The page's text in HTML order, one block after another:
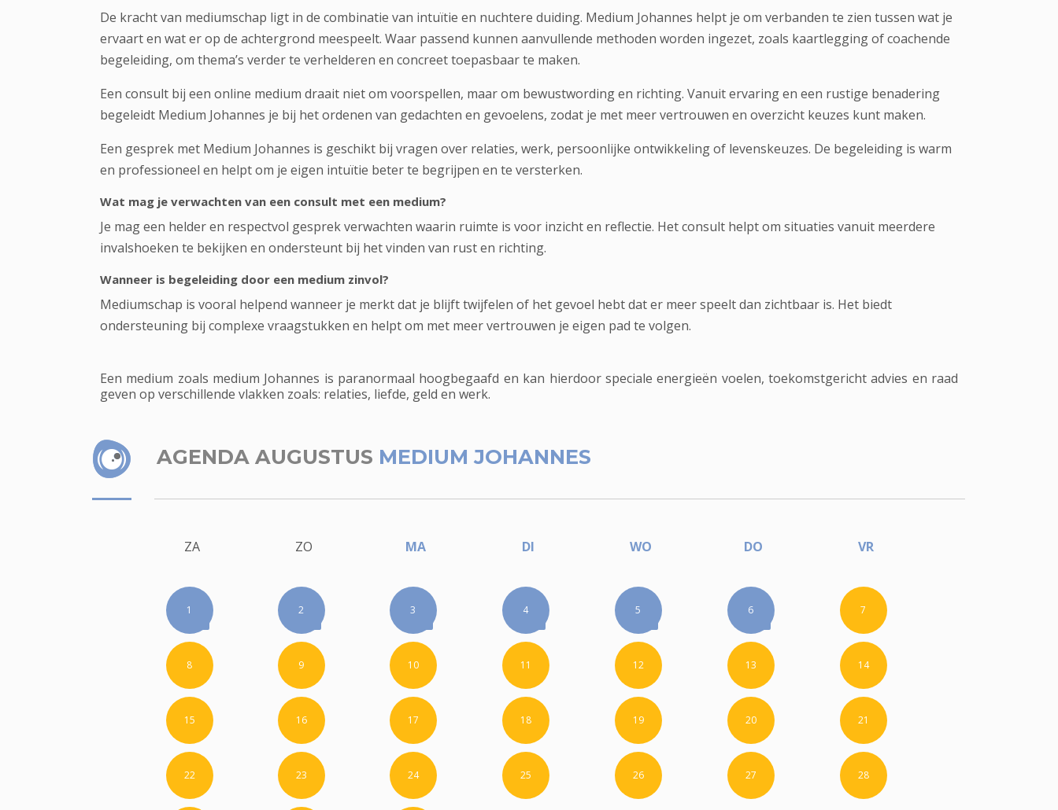
De kracht van mediumschap ligt in de combinatie van intuïtie en nuchtere duiding. Medium Johannes helpt je om verbanden te zien tussen wat je
ervaart en wat er op de achtergrond meespeelt. Waar passend kunnen aanvullende methoden worden ingezet, zoals kaartlegging of coachende
begeleiding, om thema’s verder te verhelderen en concreet toepasbaar te maken.
Een consult bij een online medium draait niet om voorspellen, maar om bewustwording en richting. Vanuit ervaring en een rustige benadering
begeleidt Medium Johannes je bij het ordenen van gedachten en gevoelens, zodat je met meer vertrouwen en overzicht keuzes kunt maken.
Een gesprek met Medium Johannes is geschikt bij vragen over relaties, werk, persoonlijke ontwikkeling of levenskeuzes. De begeleiding is warm
en professioneel en helpt om je eigen intuïtie beter te begrijpen en te versterken.
Wat mag je verwachten van een consult met een medium?
Je mag een helder en respectvol gesprek verwachten waarin ruimte is voor inzicht en reflectie. Het consult helpt om situaties vanuit meerdere
invalshoeken te bekijken en ondersteunt bij het vinden van rust en richting.
Wanneer is begeleiding door een medium zinvol?
Mediumschap is vooral helpend wanneer je merkt dat je blijft twijfelen of het gevoel hebt dat er meer speelt dan zichtbaar is. Het biedt
ondersteuning bij complexe vraagstukken en helpt om met meer vertrouwen je eigen pad te volgen.
Een medium zoals medium Johannes is paranormaal hoogbegaafd en kan hierdoor speciale energieën voelen, toekomstgericht advies en raad
geven op verschillende vlakken zoals: relaties, liefde, geld en werk.
AGENDA AUGUSTUS MEDIUM JOHANNES
ZA ZO MA DI WO DO VR
1 2 3 4 5 6 7
8 9 10 11 12 13 14
15 16 17 18 19 20 21
22 23 24 25 26 27 28